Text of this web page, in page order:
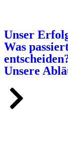
Unser
Was
Unsere